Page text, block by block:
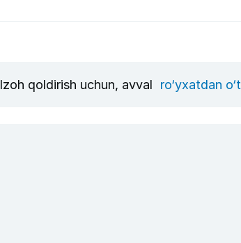
Izoh qoldirish uchun, avval ro‘yxatdan